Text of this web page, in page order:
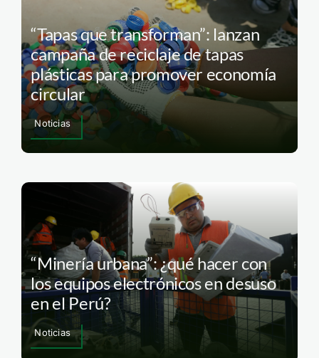
“Tapas que transforman”: lanzan
campaña de reciclaje de tapas
plásticas para promover economía
circular
Noticias
“Minería urbana”: ¿qué hacer con
los equipos electrónicos en desuso
en el Perú?
Noticias